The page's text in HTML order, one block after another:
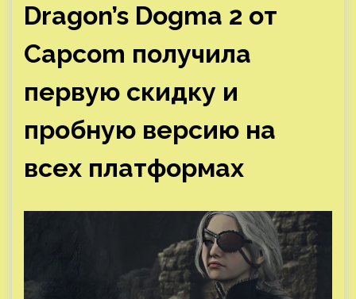
Dragon’s Dogma 2 от
Capcom получила
первую скидку и
пробную версию на
всех платформах